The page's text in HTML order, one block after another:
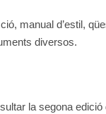
manual d’estil,
diversos.
la segona edició